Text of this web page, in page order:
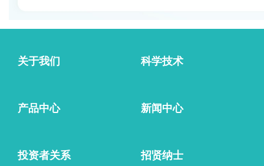
关于我们 科学技术
产品中心 新闻中心
投资者关系 招贤纳士